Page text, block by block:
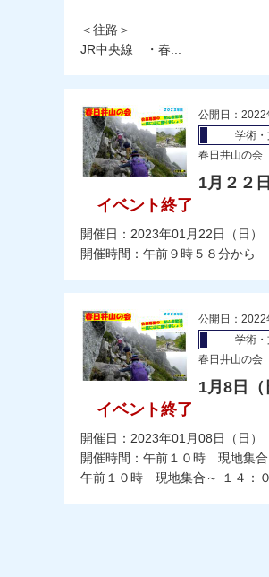
＜往路＞
JR中央線 ・春...
公開日：2022
学術
春日井山の会
1月２２
イベント終了
開催日：2023年01月22日（日）
開催時間：午前９時５８分から
公開日：2022
学術
春日井山の会
1月8日
イベント終了
開催日：2023年01月08日（日）
開催時間：午前１０時 現地集
午前１０時 現地集合～ １４：